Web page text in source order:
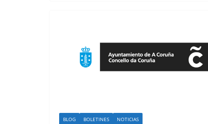
BLOG BOLETINES NOTICIAS